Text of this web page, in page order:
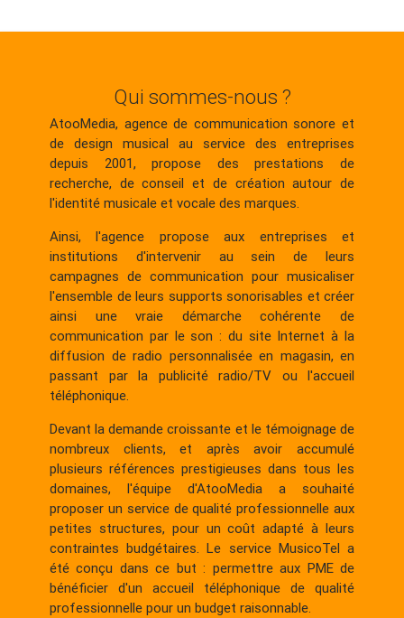
Qui sommes-nous ?
AtooMedia, agence de communication sonore et
de design musical au service des entreprises
depuis 2001, propose des prestations de
recherche, de conseil et de création autour de
l'identité musicale et vocale des marques.
Ainsi, l'agence propose aux entreprises et
institutions d'intervenir au sein de leurs
campagnes de communication pour musicaliser
l'ensemble de leurs supports sonorisables et créer
ainsi une vraie démarche cohérente de
communication par le son : du site Internet à la
diffusion de radio personnalisée en magasin, en
passant par la publicité radio/TV ou l'accueil
téléphonique.
Devant la demande croissante et le témoignage de
nombreux clients, et après avoir accumulé
plusieurs références prestigieuses dans tous les
domaines, l'équipe d'AtooMedia a souhaité
proposer un service de qualité professionnelle aux
petites structures, pour un coût adapté à leurs
contraintes budgétaires. Le service MusicoTel a
été conçu dans ce but : permettre aux PME de
bénéficier d'un accueil téléphonique de qualité
professionnelle pour un budget raisonnable.